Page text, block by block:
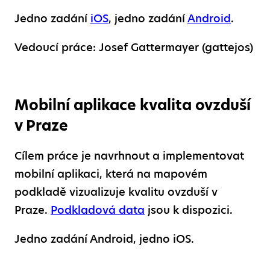
Jedno zadání iOS, jedno zadáníAndroid.
Vedoucí práce: Josef Gattermayer (gattejos)
Mobilní aplikace kvalita ovzduší
v Praze
Cílem práce je navrhnout a implementovat
mobilní aplikaci, která na mapovém
podkladě vizualizuje kvalitu ovzduší v
Praze. Podkladová data jsou k dispozici.
Jedno zadání Android, jedno iOS.